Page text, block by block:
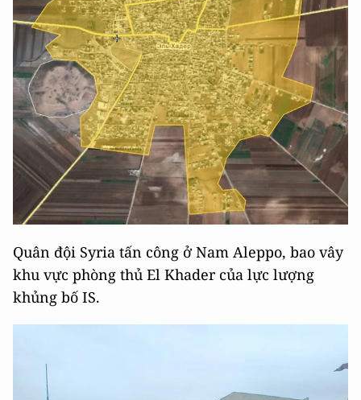
Quân đội Syria tấn công ở Nam Aleppo, bao vây
khu vực phòng thủ El Khader của lực lượng
khủng bố IS.